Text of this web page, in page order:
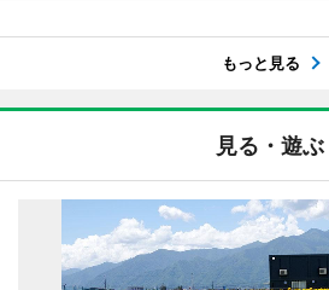
もっと見る
見る・遊ぶ